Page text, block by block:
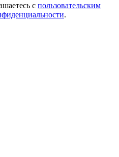
с пользовательским
.